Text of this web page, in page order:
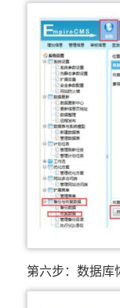
第六步：数据库